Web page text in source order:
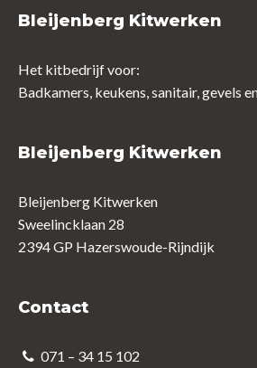
Bleijenberg Kitwerken
Het kitbedrijf voor:
Badkamers, keukens, sanitair, gevels
Bleijenberg Kitwerken
Bleijenberg Kitwerken
Sweelincklaan 28
2394 GP Hazerswoude-Rijndijk
Contact
071 – 34 15 102